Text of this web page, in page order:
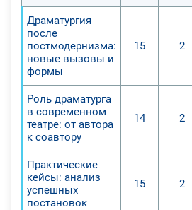
Драматургия
после
постмодернизма:
новые вызовы и
формы
15 2
Роль драматурга
в современном
театре: от автора
к соавтору
14 2
Практические
кейсы: анализ
успешных
постановок
15 2